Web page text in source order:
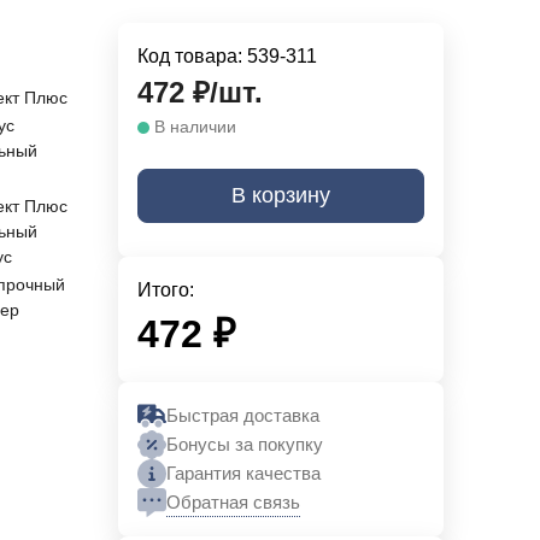
Плюс
Плюс
Код товара:539-311
472 ₽/шт.
В наличии
В корзину
Итого:
472 ₽
Быстрая доставка
Бонусы за покупку
Гарантия качества
Обратная связь